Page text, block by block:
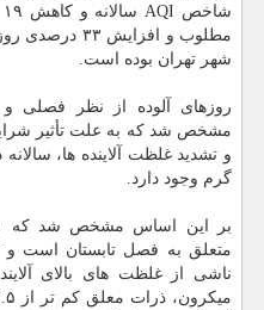
مطلوب و
شهر تهران بوده است.
روزهای آلوده از نظر
مشخص شد که به علت تأثیر
و تشدید غلظت آلاینده ها،
گرم وجود دارد.
متعلق به فصل تابستان است و